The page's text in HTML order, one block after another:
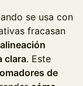
se usa con
fracasan
clara. Este
de